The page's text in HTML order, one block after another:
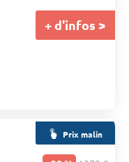
+ d'infos >
Prix malin